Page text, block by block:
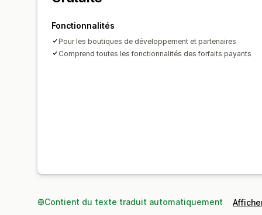
Fonctionnalités
Pour les boutiques de développement et partenaires
Comprend toutes les fonctionnalités des forfaits payants
Contient du texte traduit automatiquement